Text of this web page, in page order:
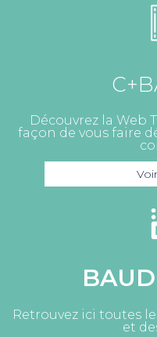
Découvrez la Web
façon de vous faire
BAUD
Retrouvez ici toutes
et